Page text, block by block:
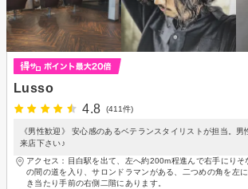
Lusso
4.8
(411件)
《男性歓迎》 安心感のあるベテランスタイリストが担当。
来店下さい♪
アクセス：目白駅を出て、左へ約200m程進んで右手にりそ
の間の道を入り、サロンドラマンがある、二つめの角を左
き当たり手前の右側二階にあります。